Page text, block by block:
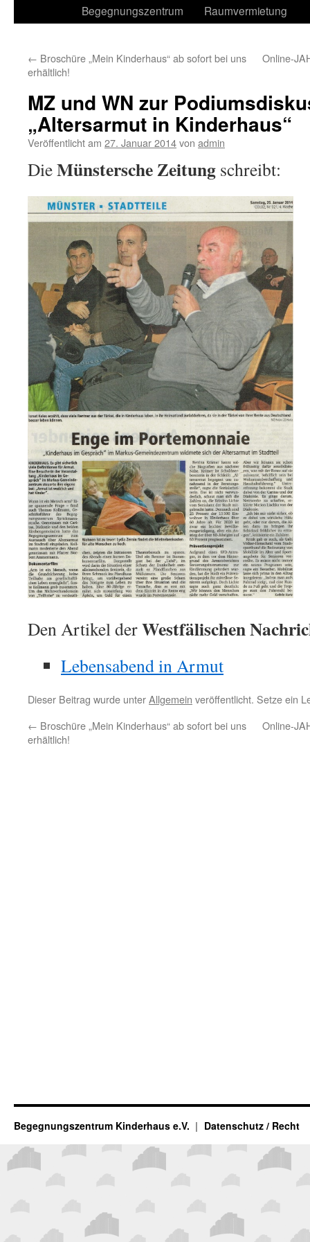
Begegnungszentrum
Raumvermietung
← Broschüre „Mein Kinderhaus“ ab sofort bei uns
erhältlich!
Online-
MZ und WN zur
„Altersarmut in Kinderhaus“
Veröffentlicht am 27. Januar 2014von admin
DieMünstersche Zeitung schreibt:
Den Artikel derWestfälischen
Lebensabend in Armut
Dieser Beitrag wurde unterAllgemein veröffentlicht. Setze ein
← Broschüre „Mein Kinderhaus“ ab sofort bei uns
erhältlich!
Online-
Begegnungszentrum Kinderhaus e.V. Datenschutz / Recht